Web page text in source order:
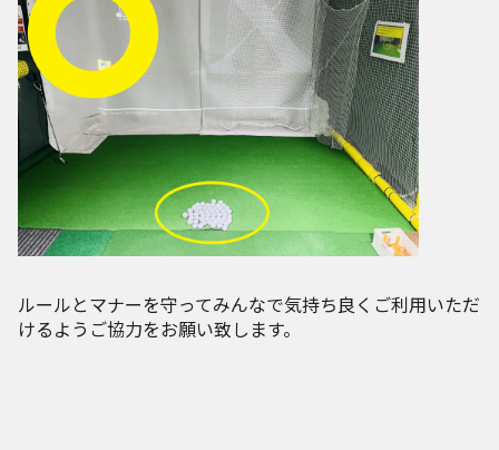
ルールとマナーを守ってみんなで気持ち良くご利用いただ
けるようご協力をお願い致します。